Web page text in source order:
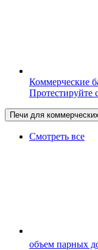
Коммерческие
Протестируйте
Печи для
Смотреть все
объем парных